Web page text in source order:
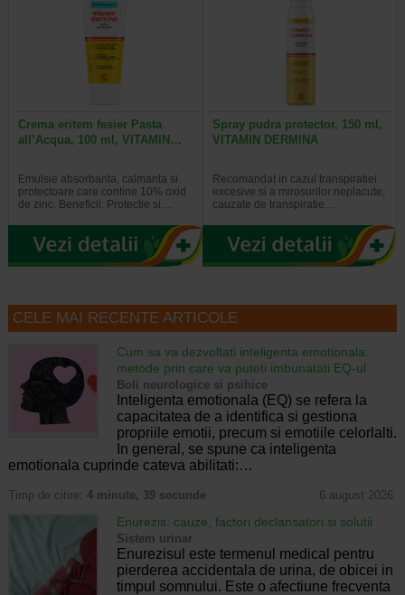
Crema eritem fesier Pasta
all’Acqua, 100 ml, VITAMIN…
Emulsie absorbanta, calmanta si
protectoare care contine 10% oxid
de zinc. Beneficii: Protectie si…
Spray pudra protector, 150 ml,
VITAMIN DERMINA
Recomandat in cazul transpiratiei
excesive si a mirosurilor neplacute,
cauzate de transpiratie…
CELE MAI RECENTE ARTICOLE
Cum sa va dezvoltati inteligenta emotionala:
metode prin care va puteti imbunatati EQ-ul
Boli neurologice si psihice
Inteligenta emotionala (EQ) se refera la
capacitatea de a identifica si gestiona
propriile emotii, precum si emotiile celorlalti.
In general, se spune ca inteligenta
emotionala cuprinde cateva abilitati:…
Timp de citire: 4 minute, 39 secunde 6 august 2026
Enurezis: cauze, factori declansatori si solutii
Sistem urinar
Enurezisul este termenul medical pentru
pierderea accidentala de urina, de obicei in
timpul somnului. Este o afectiune frecventa